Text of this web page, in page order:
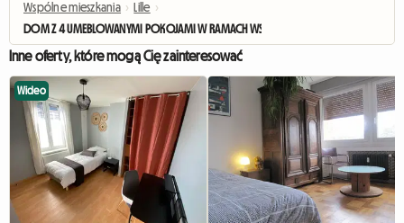
Wspólne mieszkania › Lille ›
DOM Z 4 UMEBLOWANYMI POKOJAMI W RAMACH WSPÓLNEGO MIESZKANIA
Inne oferty, które mogą Cię zainteresować
Wideo